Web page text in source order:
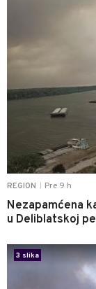
REGION Pre 9 h
Nezapamćena
u Deliblatskoj
3 slika